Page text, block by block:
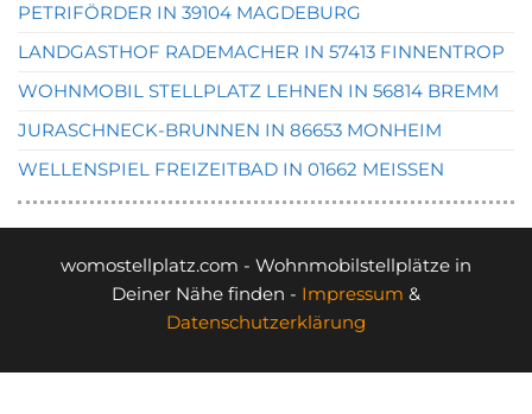
PETRIFÖRDER IN 39104 MAGDEBURG
LANDGASTHOF RADEMACHER IN 57413 FINNENTROP
WOHNMOBIL STELLPLATZ LEHNEN IN 56814 BREMM
JURASCHNECK-BRUNNEN IN 86653 MONHEIM
WELLENSPIEL FREIZEITBAD IN 01662 MEISSEN
womostellplatz.com - Wohnmobilstellplätze in
Deiner Nähe finden - Impressum &
Datenschutzerklärung